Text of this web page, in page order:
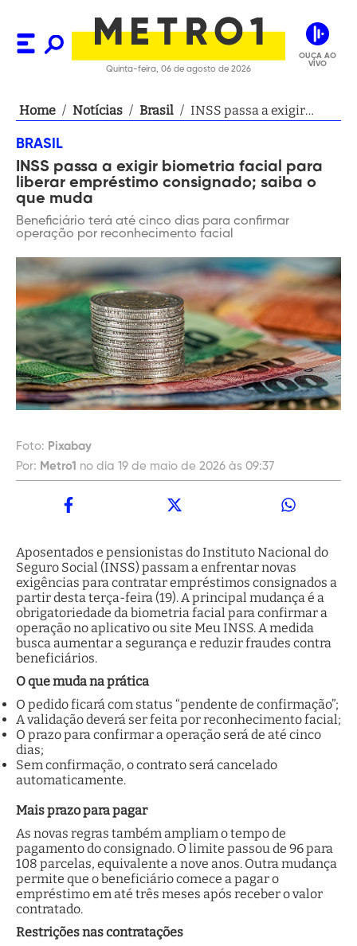
Quinta-feira, 06 de agosto de 2026
OUÇA AO
VIVO
Home / Notícias / Brasil / INSS passa a exigir
consignado; saiba o que
muda
BRASIL
INSS passa a exigir biometria facial para
liberar empréstimo consignado; saiba o
que muda
Beneficiário terá até cinco dias para confirmar
operação por reconhecimento facial
Foto: Pixabay
Por: Metro1 no dia 19 de maio de 2026 às 09:37
Aposentados e pensionistas do Instituto Nacional do
Seguro Social (INSS) passam a enfrentar novas
exigências para contratar empréstimos consignados a
partir desta terça-feira (19). A principal mudança é a
obrigatoriedade da biometria facial para confirmar a
operação no aplicativo ou site Meu INSS. A medida
busca aumentar a segurança e reduzir fraudes contra
beneficiários.
O que muda na prática
O pedido ficará com status “pendente de confirmação”;
A validação deverá ser feita por reconhecimento facial;
O prazo para confirmar a operação será de até cinco
dias;
Sem confirmação, o contrato será cancelado
automaticamente.
Mais prazo para pagar
As novas regras também ampliam o tempo de
pagamento do consignado. O limite passou de 96 para
108 parcelas, equivalente a nove anos. Outra mudança
permite que o beneficiário comece a pagar o
empréstimo em até três meses após receber o valor
contratado.
Restrições nas contratações